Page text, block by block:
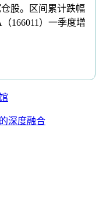
股。区间累计跌幅
166011）一季度增
深度融合